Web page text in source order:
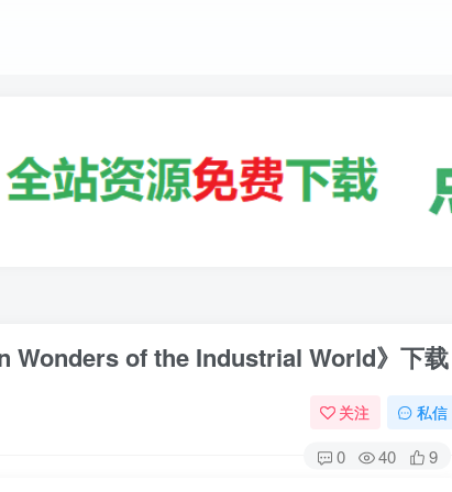
Wonders of the Industrial World》下载
关注 私信
0 40 9